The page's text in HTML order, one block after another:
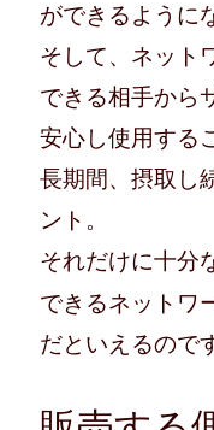
ができるように
そして、ネット
できる相手から
安心し使用する
長期間、摂取し
ント。
それだけに十分
できるネットワ
だといえるので